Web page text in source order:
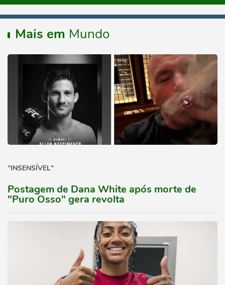
Mais em Mundo
"INSENSÍVEL"
Postagem de Dana White após morte de
"Puro Osso" gera revolta